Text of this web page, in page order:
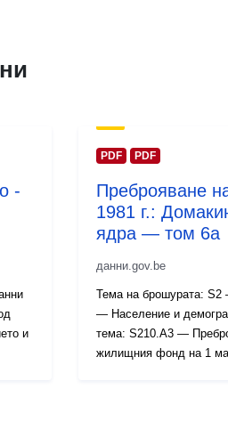
-
и
PDF PDF
Преброяване
1981 г.:
ядра — том 6а
данни.gov.be
Тема на брошурата: S2
— Население и
тема: S210.A3 —
жилищния фонд на 1